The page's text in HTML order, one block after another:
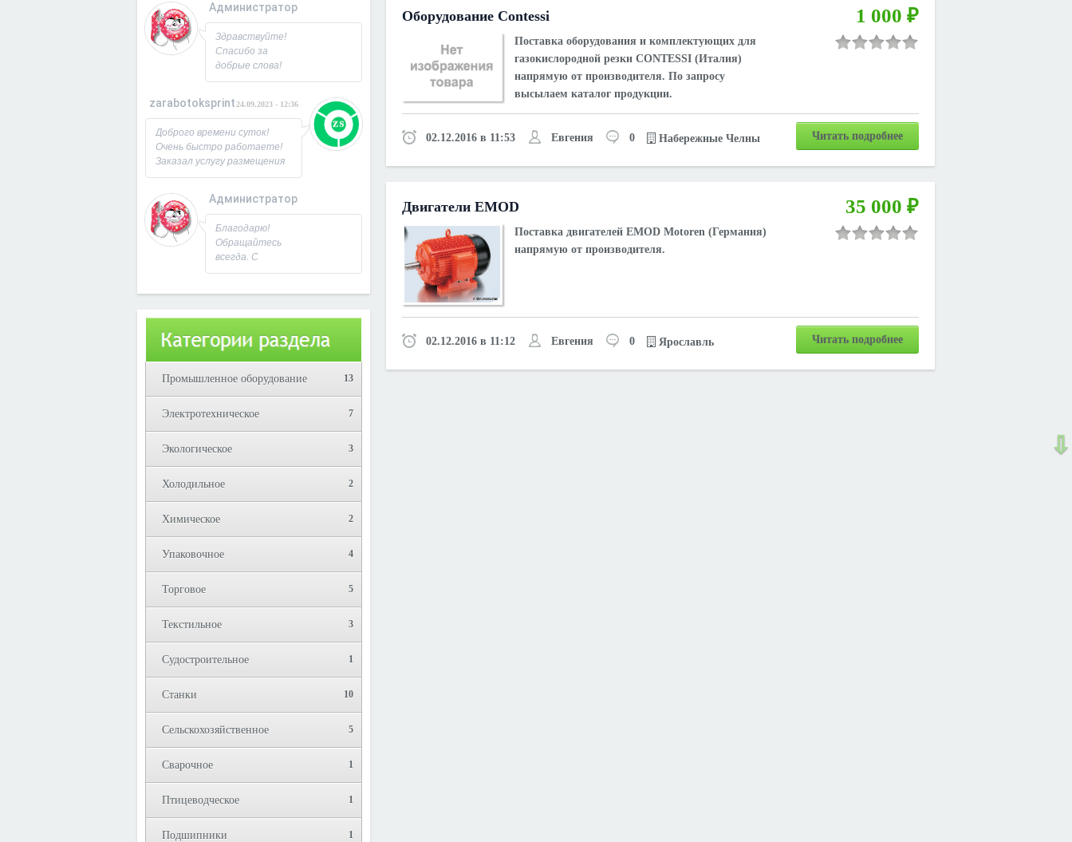
страницы выросла в 2 раза
спасибо! Буду ещё
заказывать, советую!
Администратор
26.09.2023 - 07:33
Здравствуйте!
Спасибо за
добрые слова!
Всегда рад
пользователям.
просим!
Заходите ещё. С
Уважением,
Юрий!
zarabotoksprint 24.09.2023 - 12:36
Доброго времени суток!
Очень быстро работаете!
Заказал услугу размещения
объявления на 60 досок, за
исполнили! Большое
спасибо!
Администратор
22.09.2023 - 09:19
Благодарю!
Обращайтесь
всегда. С
Уважением,
Промышленное оборудование 13
Электротехническое 7
Экологическое 3
Холодильное 2
Химическое 2
Упаковочное 4
Торговое 5
Текстильное 3
Судостроительное 1
Станки 10
Сельскохозяйственное 5
Сварочное 1
Птицеводческое 1
Подшипники 1
Оборудование Contessi
Поставка оборудования и комплектующих для
газокислородной резки CONTESSI (Италия)
напрямую от производителя. По запросу
высылаем каталог продукции.
1 000 ₽
02.12.2016 в 11:53 Евгения Набережные Челны
0 Читать подробнее
Двигатели EMOD
Поставка двигателей EMOD Motoren (Германия)
напрямую от производителя.
35 000 ₽
02.12.2016 в 11:12 Евгения Ярославль
0 Читать подробнее
⇩